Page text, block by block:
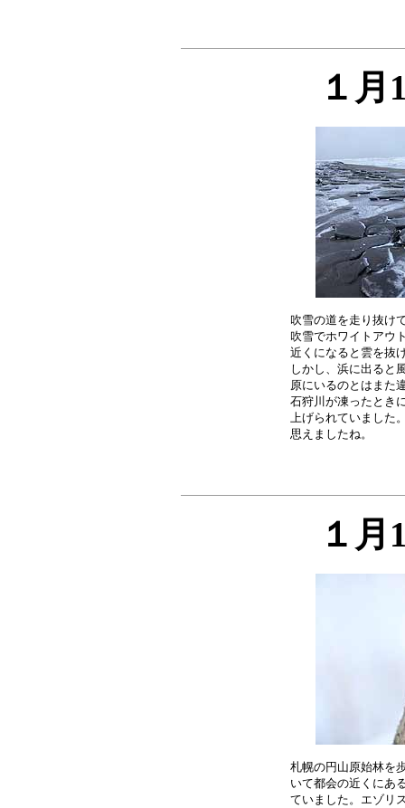
１月
吹雪の道を走り抜け
吹雪でホワイトアウ
近くになると雲を抜
しかし、浜に出ると
原にいるのとはまた
石狩川が凍ったとき
上げられていました
１月
札幌の円山原始林を
いて都会の近くにあ
ていました。エゾリ